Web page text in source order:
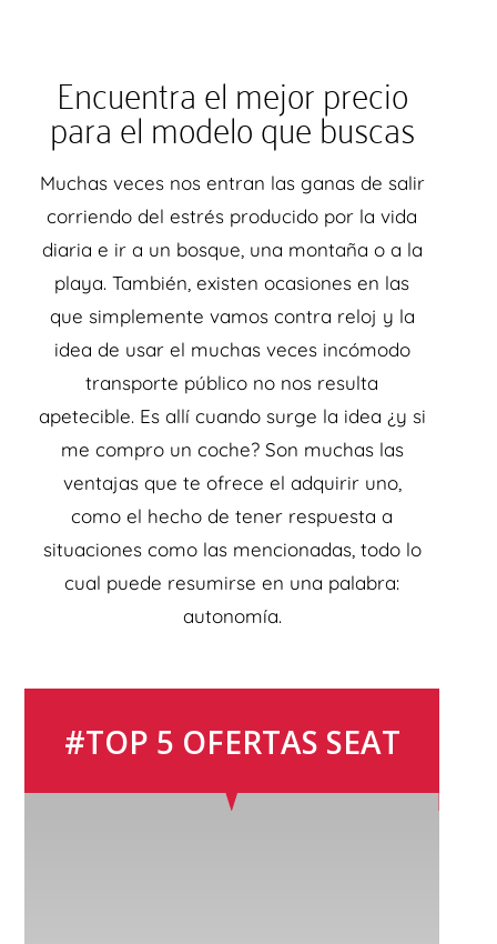
Encuentra el mejor precio
para el modelo que buscas
Muchas veces nos entran las ganas de salir
corriendo del estrés producido por la vida
diaria e ir a un bosque, una montaña o a la
playa. También, existen ocasiones en las
que simplemente vamos contra reloj y la
idea de usar el muchas veces incómodo
transporte público no nos resulta
apetecible. Es allí cuando surge la idea ¿y si
me compro un coche? Son muchas las
ventajas que te ofrece el adquirir uno,
como el hecho de tener respuesta a
situaciones como las mencionadas, todo lo
cual puede resumirse en una palabra:
autonomía.
#TOP 5 OFERTAS SEAT